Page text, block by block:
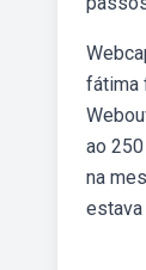
fátima
ao
na